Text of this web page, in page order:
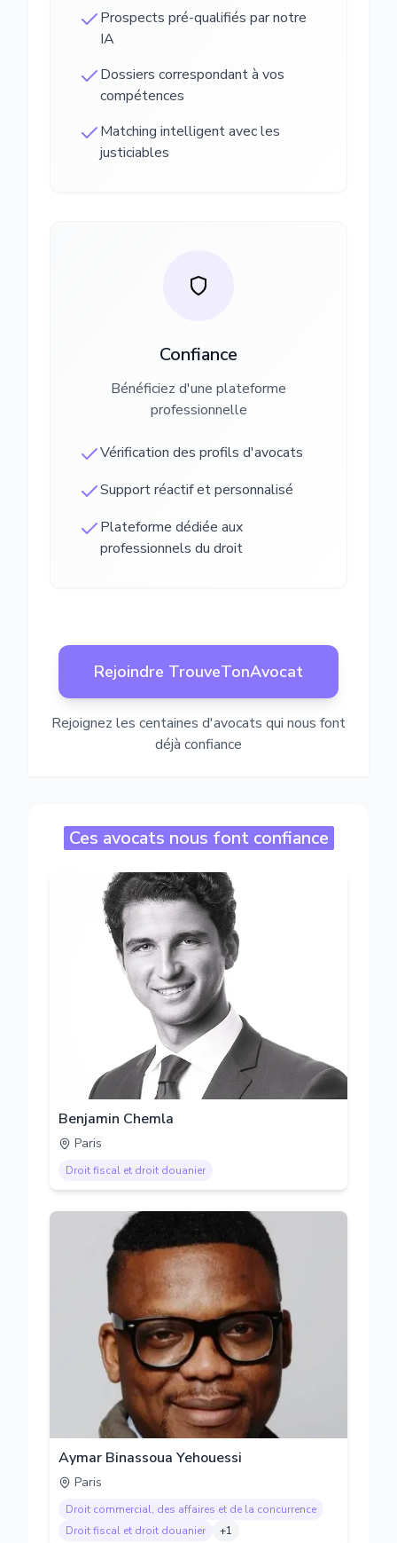
Prospects pré-qualifiés par notre
IA
Dossiers correspondant à vos
compétences
Matching intelligent avec les
justiciables
Confiance
Bénéficiez d'une plateforme
professionnelle
Vérification des profils d'avocats
Support réactif et personnalisé
Plateforme dédiée aux
professionnels du droit
Rejoindre TrouveTonAvocat
Rejoignez les centaines d'avocats qui nous font
déjà confiance
Ces avocats nous font confiance
Benjamin Chemla
Paris
Droit fiscal et droit douanier
Aymar Binassoua Yehouessi
Paris
Droit commercial, des affaires et de la concurrence
Droit fiscal et droit douanier
+1